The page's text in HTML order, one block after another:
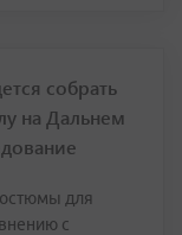
собрать
на Дальнем
для
с